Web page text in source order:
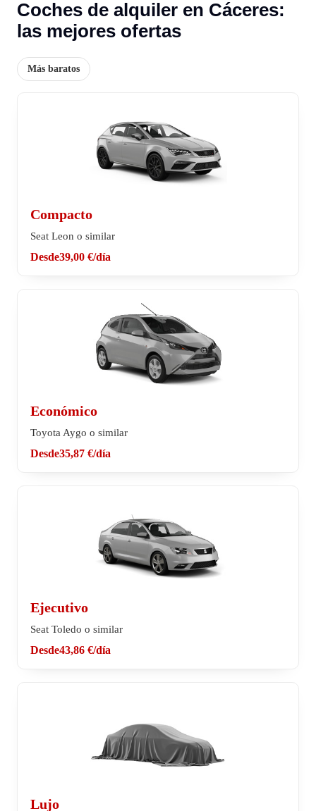
Coches de alquiler en Cáceres:
las mejores ofertas
Más baratos
Compacto
Seat Leon o similar
Desde39,00 €/día
Económico
Toyota Aygo o similar
Desde35,87 €/día
Ejecutivo
Seat Toledo o similar
Desde43,86 €/día
Lujo